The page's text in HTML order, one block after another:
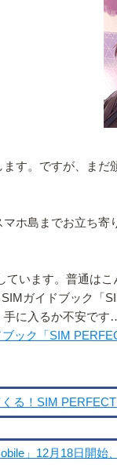
す。ですが、ま
ホ島までお立ち寄
います。普通はこ
ガイドブック「
に入るか不安です
ック「SIM
る！SIM
」12月18日開始